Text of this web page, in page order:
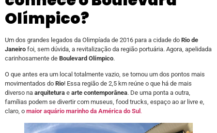
Olímpico?
Um dos grandes legados da Olimpíada de 2016 para a cidade do Rio de
Janeiro foi, sem dúvida, a revitalização da região portuária. Agora, apelidada
carinhosamente de Boulevard Olímpico.
O que antes era um local totalmente vazio, se tornou um dos pontos mais
movimentados do Rio! Essa região de 2,5 km reúne o que há de mais
diverso na arquitetura e arte contemporânea. De uma ponta a outra,
famílias podem se divertir com museus, food trucks, espaço ao ar livre e,
claro, o maior aquário marinho da América do Sul .